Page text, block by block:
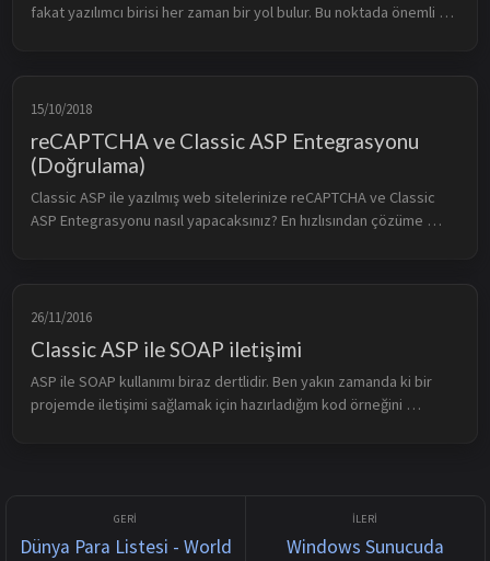
fakat yazılımcı birisi her zaman bir yol bulur. Bu noktada önemli
15/10/2018
reCAPTCHA ve Classic ASP Entegrasyonu
(Doğrulama)
Classic ASP ile yazılmış web sitelerinize reCAPTCHA ve Classic
ASP Entegrasyonu nasıl yapacaksınız? En hızlısından çözüme
26/11/2016
Classic ASP ile SOAP iletişimi
ASP ile SOAP kullanımı biraz dertlidir. Ben yakın zamanda ki bir
projemde iletişimi sağlamak için hazırladığım kod örneğini
Dünya Para Listesi - World Windows Sunucuda